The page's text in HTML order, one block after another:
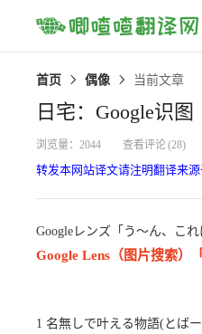
首页 偶像 当前文章
日宅：Google识图
浏览量：2044 查看评论(28)
转发本网站译文请注明翻译来
Googleレンズ「う～ん、これ
Google Lens（图片搜索）
1 名無しで叶える物語(とば